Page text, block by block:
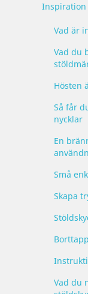
Inspiration
Vad är
Vad du
Hösten
Så får
nycklar
En
Små
Skapa
Vad du